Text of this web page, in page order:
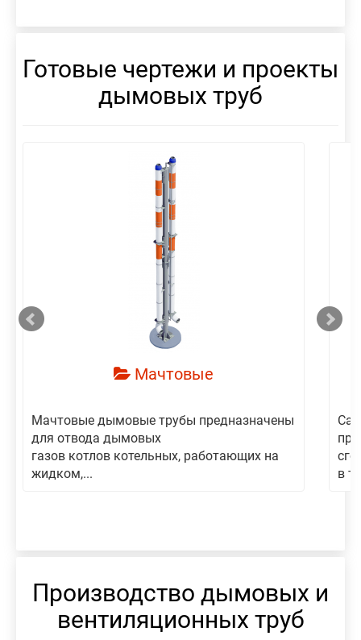
Готовые чертежи и проекты
дымовых труб
Мачтовые
Мачтовые дымовые трубы предназначены
для отвода дымовых
газов котлов котельных, работающих на
жидком,...
в
Производство дымовых и
вентиляционных труб